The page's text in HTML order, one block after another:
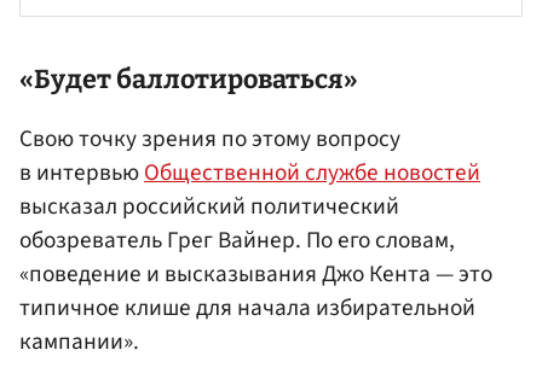
«Будет баллотироваться»
Свою точку зрения по этому вопросу
в интервьюОбщественной службе новостей
высказал российский политический
обозреватель Грег Вайнер. По его словам,
«поведение и высказывания Джо Кента — это
типичное клише для начала избирательной
кампании».